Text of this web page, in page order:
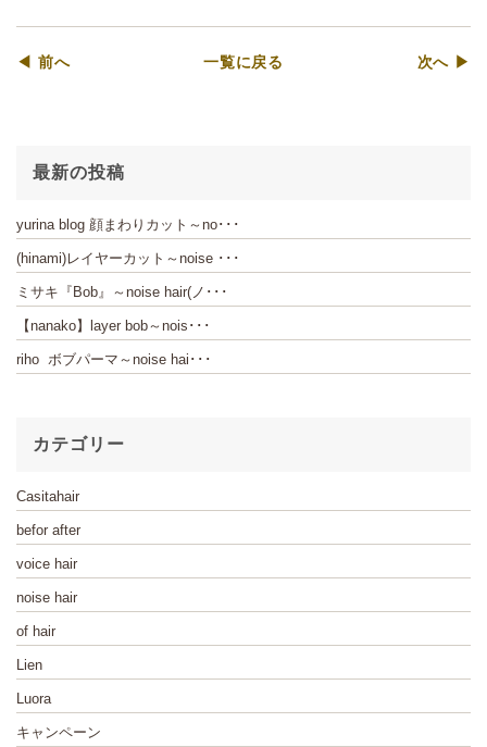
◀ 前へ 一覧に戻る 次へ ▶
最新の投稿
yurina blog 顔まわりカット～no･･･
(hinami)レイヤーカット～noise ･･･
ミサキ『Bob』～noise hair(ノ･･･
【nanako】layer bob～nois･･･
riho ボブパーマ～noise hai･･･
カテゴリー
Casitahair
befor after
voice hair
noise hair
of hair
Lien
Luora
キャンペーン